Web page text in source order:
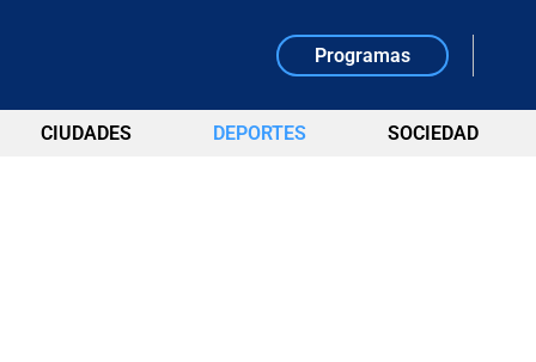
Programas
CIUDADES DEPORTES SOCIEDAD